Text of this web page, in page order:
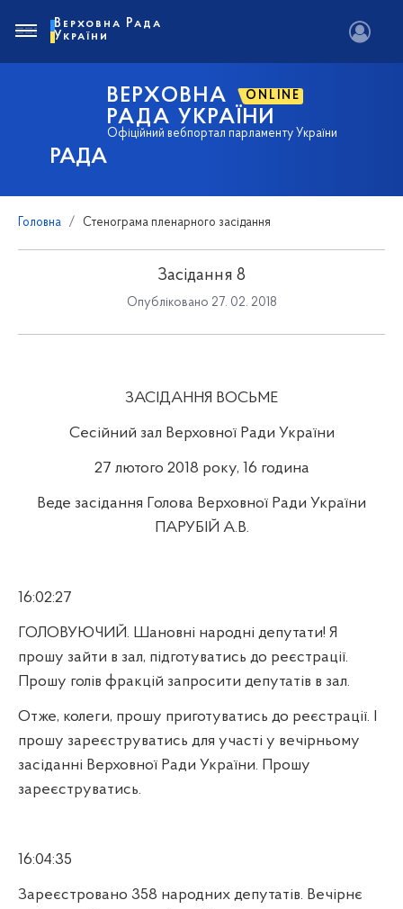
РАДА
ВЕРХОВНА ONLINE
РАДА УКРАЇНИ
Офіційний вебпортал парламенту України
Верховна Рада
України
Головна Стенограма пленарного засідання
Засідання 8
Опубліковано 27. 02. 2018
ЗАСІДАННЯ ВОСЬМЕ
Сесійний зал Верховної Ради України
27 лютого 2018 року, 16 година
Веде засідання Голова Верховної Ради України
ПАРУБІЙ А.В.
16:02:27
ГОЛОВУЮЧИЙ. Шановні народні депутати! Я
прошу зайти в зал, підготуватись до реєстрації.
Прошу голів фракцій запросити депутатів в зал.
Отже, колеги, прошу приготуватись до реєстрації. І
прошу зареєструватись для участі у вечірньому
засіданні Верховної Ради України. Прошу
зареєструватись.
16:04:35
Зареєстровано 358 народних депутатів. Вечірнє